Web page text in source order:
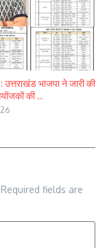
उत्तराखंड भाजपा ने जारी की
की ...
Required fields are